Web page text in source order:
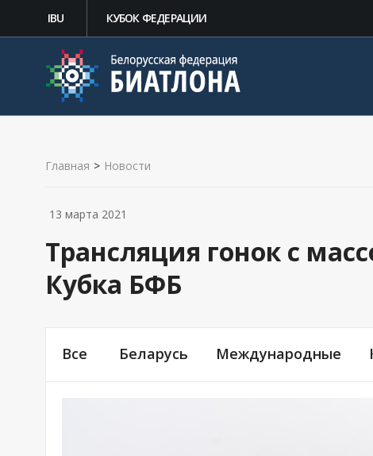
IBU КУБОК ФЕДЕРАЦИИ
Главная > Новости
Трансляция гонок с
Кубка БФБ
Все Беларусь Международные
13 марта 2021